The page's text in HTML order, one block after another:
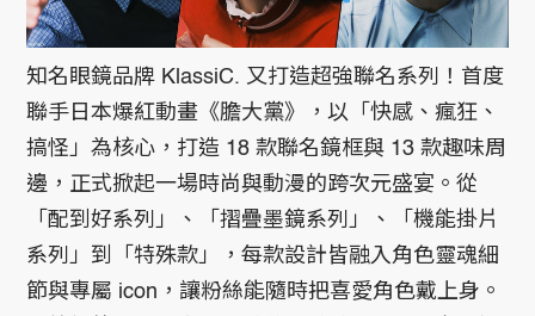
知名眼鏡品牌 KlassiC. 又打造超強聯名系列！首度
聯手日本爆紅動畫《膽大黨》，以「快感、瘋狂、
搞怪」為核心，打造 18 款聯名鏡框與 13 款趣味周
邊，正式掀起一場時尚與動漫的跨次元盛宴。從
「配到好系列」、「摺疊墨鏡系列」、「機能掛片
系列」到「特殊款」，每款設計皆融入角色靈魂細
節與專屬 icon，讓粉絲能隨時把喜愛角色戴上身。